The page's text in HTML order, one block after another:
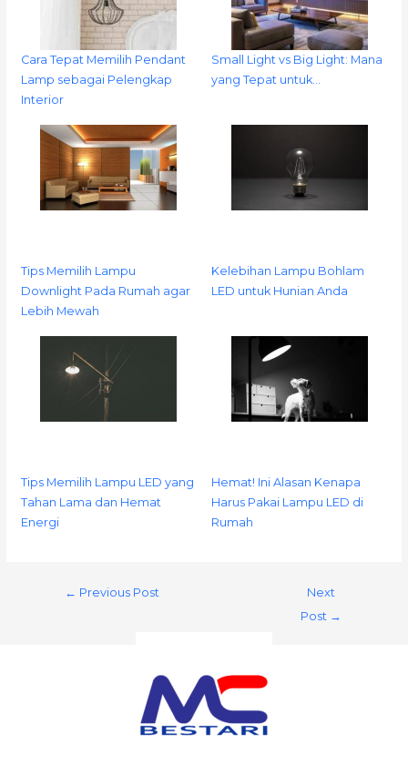
Cara Tepat Memilih Pendant
Lamp sebagai Pelengkap
Interior
Small Light vs Big Light: Mana
yang Tepat untuk…
Tips Memilih Lampu
Downlight Pada Rumah agar
Lebih Mewah
Kelebihan Lampu Bohlam
LED untuk Hunian Anda
Tips Memilih Lampu LED yang
Tahan Lama dan Hemat
Energi
Hemat! Ini Alasan Kenapa
Harus Pakai Lampu LED di
Rumah
← Previous Post
Next
Post →